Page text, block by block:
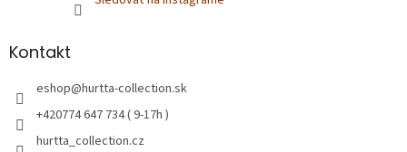
Kontakt
eshop@hurtta-collection.sk
+420774 647 734 ( 9-17h )
hurtta_collection.cz